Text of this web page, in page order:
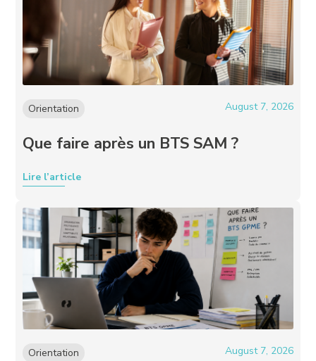
Orientation August 7, 2026
Que faire après un BTS SAM ?
Lire l’article
Orientation August 7, 2026